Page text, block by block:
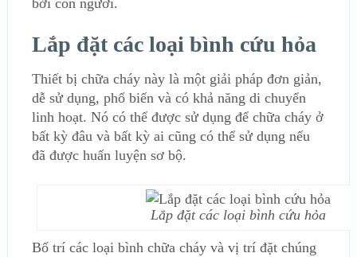
bởi con người.
Lắp đặt các loại bình cứu hỏa
Thiết bị chữa cháy này là một giải pháp đơn giản,
dễ sử dụng, phổ biến và có khả năng di chuyển
linh hoạt. Nó có thể được sử dụng để chữa cháy ở
bất kỳ đâu và bất kỳ ai cũng có thể sử dụng nếu
đã được huấn luyện sơ bộ.
Lắp đặt các loại bình cứu hỏa
Bố trí các loại bình chữa cháy và vị trí đặt chúng